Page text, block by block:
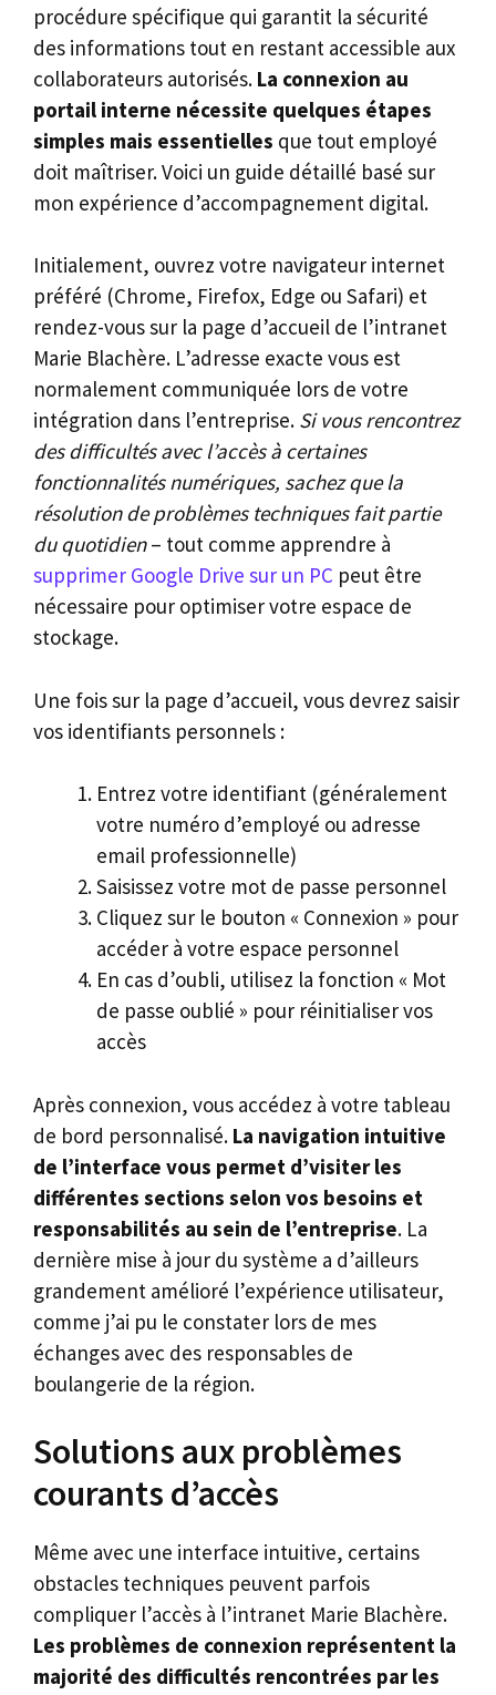
procédure spécifique qui garantit la sécurité
des informations tout en restant accessible aux
collaborateurs autorisés. La connexion au
portail interne nécessite quelques étapes
simples mais essentielles que tout employé
doit maîtriser. Voici un guide détaillé basé sur
mon expérience d’accompagnement digital.
Initialement, ouvrez votre navigateur internet
préféré (Chrome, Firefox, Edge ou Safari) et
rendez-vous sur la page d’accueil de l’intranet
Marie Blachère. L’adresse exacte vous est
normalement communiquée lors de votre
intégration dans l’entreprise. Si vous rencontrez
des difficultés avec l’accès à certaines
fonctionnalités numériques, sachez que la
résolution de problèmes techniques fait partie
du quotidien– tout comme apprendre à
supprimer Google Drive sur un PC peut être
nécessaire pour optimiser votre espace de
stockage.
Une fois sur la page d’accueil, vous devrez saisir
vos identifiants personnels :
Entrez votre identifiant (généralement
votre numéro d’employé ou adresse
email professionnelle)
Saisissez votre mot de passe personnel
Cliquez sur le bouton « Connexion » pour
accéder à votre espace personnel
En cas d’oubli, utilisez la fonction « Mot
de passe oublié » pour réinitialiser vos
accès
Après connexion, vous accédez à votre tableau
de bord personnalisé. La navigation intuitive
de l’interface vous permet d’visiter les
différentes sections selon vos besoins et
responsabilités au sein de l’entreprise. La
dernière mise à jour du système a d’ailleurs
grandement amélioré l’expérience utilisateur,
comme j’ai pu le constater lors de mes
échanges avec des responsables de
boulangerie de la région.
Solutions aux problèmes
courants d’accès
Même avec une interface intuitive, certains
obstacles techniques peuvent parfois
compliquer l’accès à l’intranet Marie Blachère.
Les problèmes de connexion représentent la
majorité des difficultés rencontrées par les